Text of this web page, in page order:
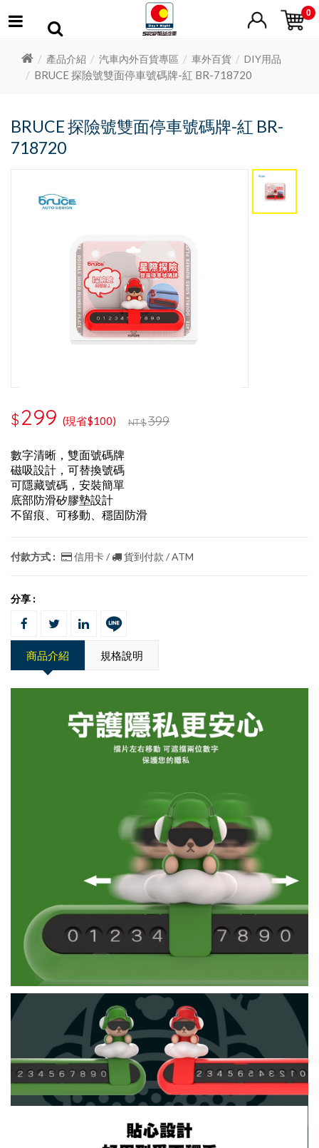
0
產品介紹 汽車內外百貨專區 車外百貨 DIY用品
BRUCE 探險號雙面停車號碼牌-紅 BR-718720
BRUCE 探險號雙面停車號碼牌-紅 BR-
718720
$299 (現省$100) NT$399
數字清晰，雙面號碼牌
磁吸設計，可替換號碼
可隱藏號碼，安裝簡單
底部防滑矽膠墊設計
不留痕、可移動、穩固防滑
付款方式 : 信用卡 / 貨到付款 / ATM
分享 :
商品介紹 規格說明